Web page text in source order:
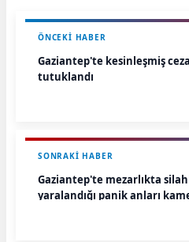
ÖNCEKI HABER
Gaziantep'te kesinleşmiş
tutuklandı
SONRAKI HABER
Gaziantep'te mezarlıkta
yaralandığı panik anları